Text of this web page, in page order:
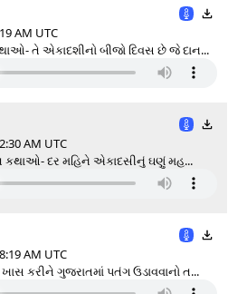
AM UTC
તે એકાદશીનો બીજો દિવસ છે જે દાન...
AM UTC
કથાઓ- દર મહિને એકાદસીનું ઘણું મહ...
AM UTC
કરીને ગુજરાતમાં પતંગ ઉડાવવાનો ત...